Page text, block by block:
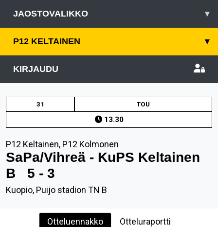
JAOSTOVALIKKO ▾
P12 KELTAINEN ▾
KIRJAUDU
31 TOU
13.30
P12 Keltainen, P12 Kolmonen
SaPa/Vihreä - KuPS Keltainen
B 5 - 3
Kuopio, Puijo stadion TN B
Otteluennakko Otteluraportti